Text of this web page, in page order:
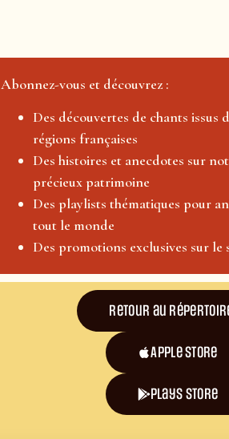
Abonnez-vous et découvrez :
Des découvertes de chants issus
régions françaises
Des histoires et anecdotes sur
précieux patrimoine
Des playlists thématiques pour
tout le monde
Des promotions exclusives sur le
Retour au
Apple Store
plays store